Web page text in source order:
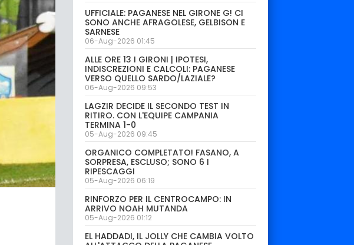
UFFICIALE: PAGANESE NEL GIRONE G! CI
SONO ANCHE AFRAGOLESE, GELBISON E
SARNESE
06-Aug-2026 01:45
ALLE ORE 13 I GIRONI | IPOTESI,
INDISCREZIONI E CALCOLI: PAGANESE
VERSO QUELLO SARDO/LAZIALE?
06-Aug-2026 09:53
LAGZIR DECIDE IL SECONDO TEST IN
RITIRO. CON L'EQUIPE CAMPANIA
TERMINA 1-0
05-Aug-2026 09:45
ORGANICO COMPLETATO! FASANO, A
SORPRESA, ESCLUSO; SONO 6 I
RIPESCAGGI
05-Aug-2026 06:19
RINFORZO PER IL CENTROCAMPO: IN
ARRIVO NOAH MUTANDA
05-Aug-2026 01:12
EL HADDADI, IL JOLLY CHE CAMBIA VOLTO